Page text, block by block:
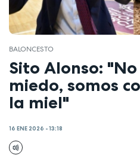
BALONCESTO
Sito Alonso:
miedo, somos
la miel"
16 ENE 2026 - 13:18